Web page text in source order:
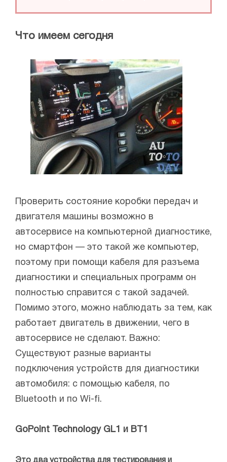
Что имеем сегодня
Проверить состояние коробки передач и
двигателя машины возможно в
автосервисе на компьютерной диагностике,
но смартфон — это такой же компьютер,
поэтому при помощи кабеля для разъема
диагностики и специальных программ он
полностью справится с такой задачей.
Помимо этого, можно наблюдать за тем, как
работает двигатель в движении, чего в
автосервисе не сделают. Важно:
Существуют разные варианты
подключения устройств для диагностики
автомобиля: с помощью кабеля, по
Bluetooth и по Wi-fi.
GoPoint Technology GL1 и BT1
Это два устройства для тестирования и